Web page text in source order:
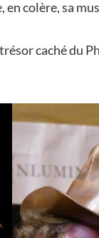
colère, sa
caché du